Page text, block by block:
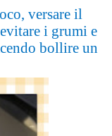
versare il
i grumi e
bollire un